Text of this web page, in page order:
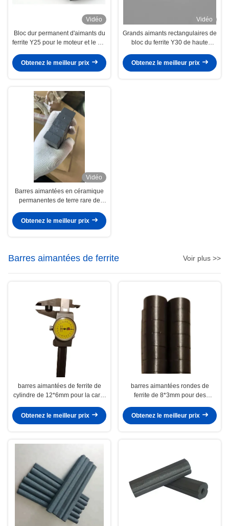
Vidéo
Bloc dur permanent d'aimants du
ferrite Y25 pour le moteur et le but
Obtenez le meilleur prix
Vidéo
Grands aimants rectangulaires de
bloc du ferrite Y30 de haute
receveur de porte
Obtenez le meilleur prix
Vidéo
Barres aimantées en céramique
permanentes de terre rare de
Y30BH de ferrite
Obtenez le meilleur prix
Barres aimantées de ferrite Voir plus >>
barres aimantées de ferrite de
cylindre de 12*6mm pour la carte
réfrigérateur
Obtenez le meilleur prix
barres aimantées rondes de
ferrite de 8*3mm pour des
porte grillagée
Obtenez le meilleur prix